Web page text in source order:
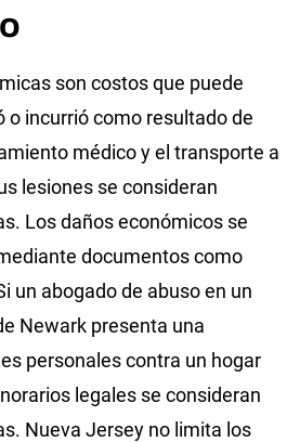
son costos que puede
o incurrió como resultado de
médico y el transporte a
lesiones se consideran
Los daños económicos se
documentos como
un abogado de abuso en un
Newark presenta una
personales contra un hogar
legales se consideran
Nueva Jersey no limita los